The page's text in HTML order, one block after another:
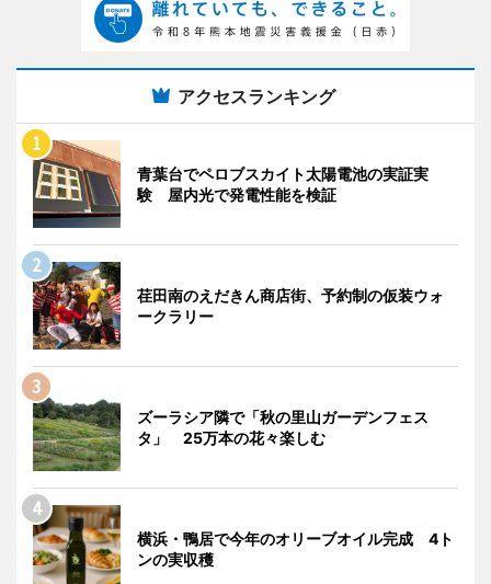
アクセスランキング
青葉台でペロブスカイト太陽電池の実証実
験 屋内光で発電性能を検証
荏田南のえだきん商店街、予約制の仮装ウォ
ークラリー
ズーラシア隣で「秋の里山ガーデンフェス
タ」 25万本の花々楽しむ
横浜・鴨居で今年のオリーブオイル完成 4ト
ンの実収穫